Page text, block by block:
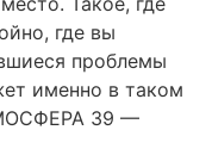
где вы
проблемы
именно в таком
39 —